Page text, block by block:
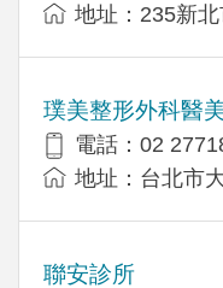
地址：​235新
璞美整形外科醫
電話：02
地址：台北市
聯安診所